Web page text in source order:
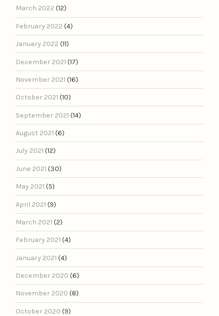
March 2022 (12)
February 2022 (4)
January 2022 (11)
December 2021 (17)
November 2021 (16)
October 2021 (10)
September 2021 (14)
August 2021 (6)
July 2021 (12)
June 2021 (30)
May 2021 (5)
April 2021 (9)
March 2021 (2)
February 2021 (4)
January 2021 (4)
December 2020 (6)
November 2020 (8)
October 2020 (9)